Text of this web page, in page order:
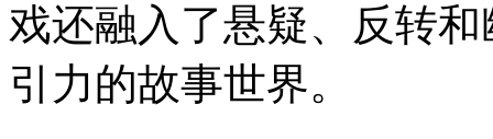
戏还融入了悬疑、反转
引力的故事世界。